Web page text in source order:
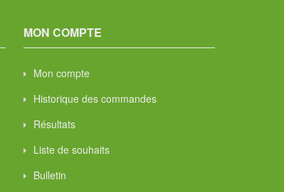
MON COMPTE
Mon compte
Historique des commandes
Résultats
Liste de souhaits
Bulletin